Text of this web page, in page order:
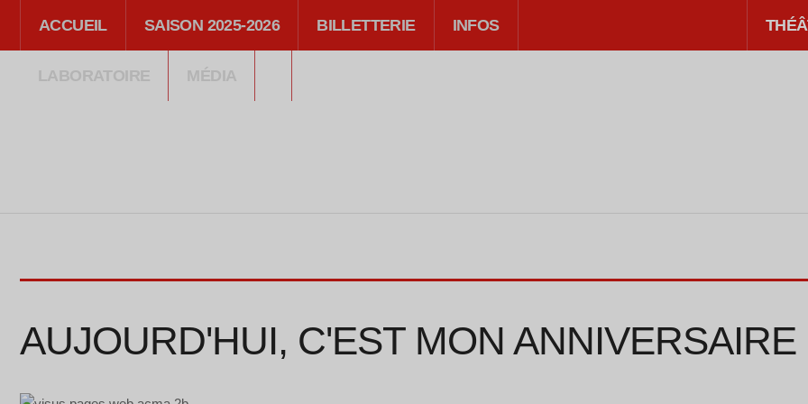
ACCUEIL SAISON 2025-2026 BILLETTERIE INFOS
LABORATOIRE MÉDIA
AUJOURD'HUI, C'EST MON ANNIVERSAIRE